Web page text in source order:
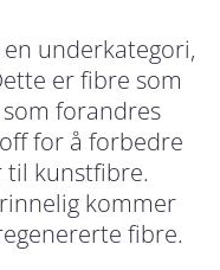
underkategori,
er fibre som
forandres
for å forbedre
til kunstfibre.
kommer
fibre.